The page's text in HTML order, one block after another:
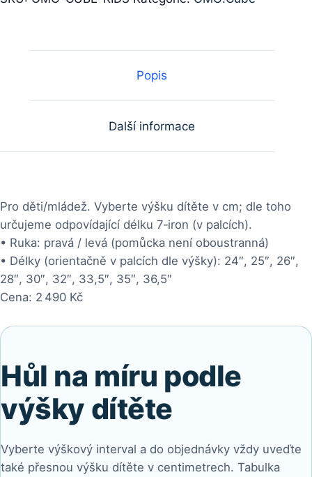
Popis
Další informace
Pro děti/mládež. Vyberte výšku dítěte v cm; dle toho
určujeme odpovídající délku 7‑iron (v palcích).
• Ruka: pravá / levá (pomůcka není oboustranná)
• Délky (orientačně v palcích dle výšky): 24″, 25″, 26″,
28″, 30″, 32″, 33,5″, 35″, 36,5″
Cena: 2 490 Kč
Hůl na míru podle
výšky dítěte
Vyberte výškový interval a do objednávky vždy uveďte
také přesnou výšku dítěte v centimetrech. Tabulka